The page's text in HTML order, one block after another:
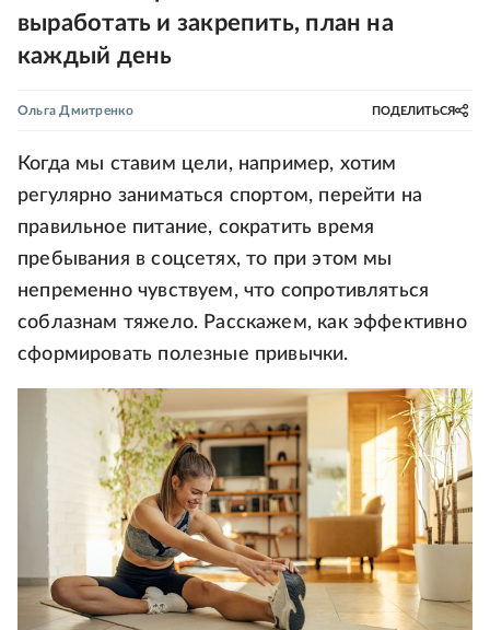
выработать и закрепить, план на
каждый день
Ольга Дмитренко ПОДЕЛИТЬСЯ
Когда мы ставим цели, например, хотим
регулярно заниматься спортом, перейти на
правильное питание, сократить время
пребывания в соцсетях, то при этом мы
непременно чувствуем, что сопротивляться
соблазнам тяжело. Расскажем, как эффективно
сформировать полезные привычки.